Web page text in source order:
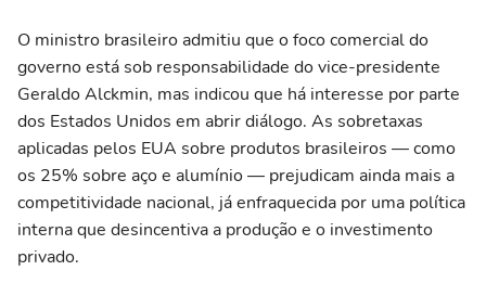
O ministro brasileiro admitiu que o foco comercial do
governo está sob responsabilidade do vice-presidente
Geraldo Alckmin, mas indicou que há interesse por parte
dos Estados Unidos em abrir diálogo. As sobretaxas
aplicadas pelos EUA sobre produtos brasileiros — como
os 25% sobre aço e alumínio — prejudicam ainda mais a
competitividade nacional, já enfraquecida por uma política
interna que desincentiva a produção e o investimento
privado.